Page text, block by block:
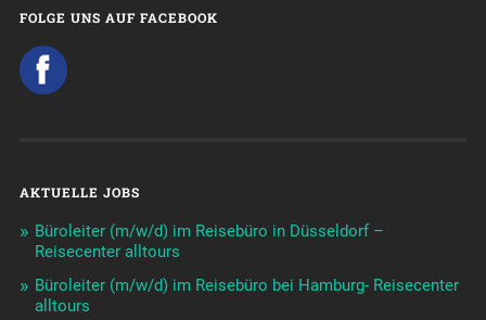
FOLGE UNS AUF FACEBOOK
AKTUELLE JOBS
Büroleiter (m/w/d) im Reisebüro in Düsseldorf –
Reisecenter alltours
Büroleiter (m/w/d) im Reisebüro bei Hamburg- Reisecenter
alltours